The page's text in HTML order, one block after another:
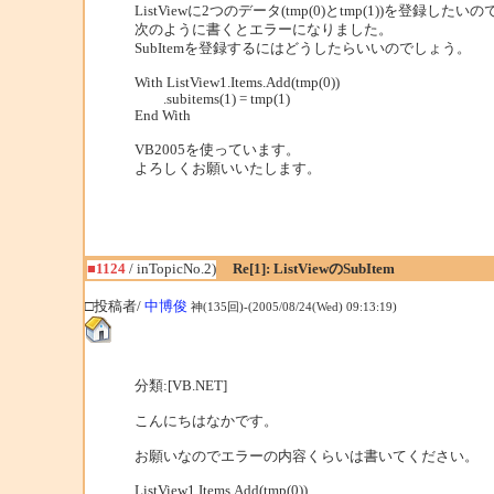
ListViewに2つのデータ(tmp(0)とtmp(1))を登録したいの
次のように書くとエラーになりました。
SubItemを登録するにはどうしたらいいのでしょう。
With ListView1.Items.Add(tmp(0))
.subitems(1) = tmp(1)
End With
VB2005を使っています。
よろしくお願いいたします。
■1124/ inTopicNo.2)
Re[1]: ListViewのSubItem
□投稿者/ 中博俊 神(135回)-(2005/08/24(Wed) 09:13:19)
分類:[VB.NET]
こんにちはなかです。
お願いなのでエラーの内容くらいは書いてください。
ListView1.Items.Add(tmp(0))